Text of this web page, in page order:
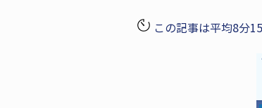
この記事は平均8分